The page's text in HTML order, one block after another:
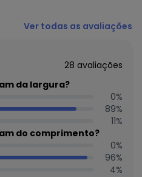
é o menor oferecido em
tamanho disponível.
N/D*
N/D*
R$ 47,47
R$ 47,47
R$ 66,46
N/D*
Ver todas as avaliações
28 avaliações
da largura?
0%
89%
11%
do comprimento?
0%
96%
4%